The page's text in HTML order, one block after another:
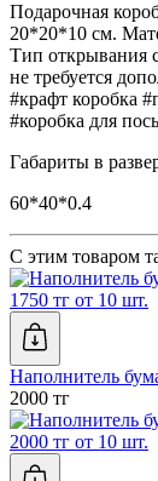
Подарочная
20*20*10 см.
Тип открывания
не требуется
#крафт коробка
#коробка для
Габариты в
60*40*0.4
С этим товаром
1750 тг от 10 шт.
Наполнитель
2000 тг
2000 тг от 10 шт.